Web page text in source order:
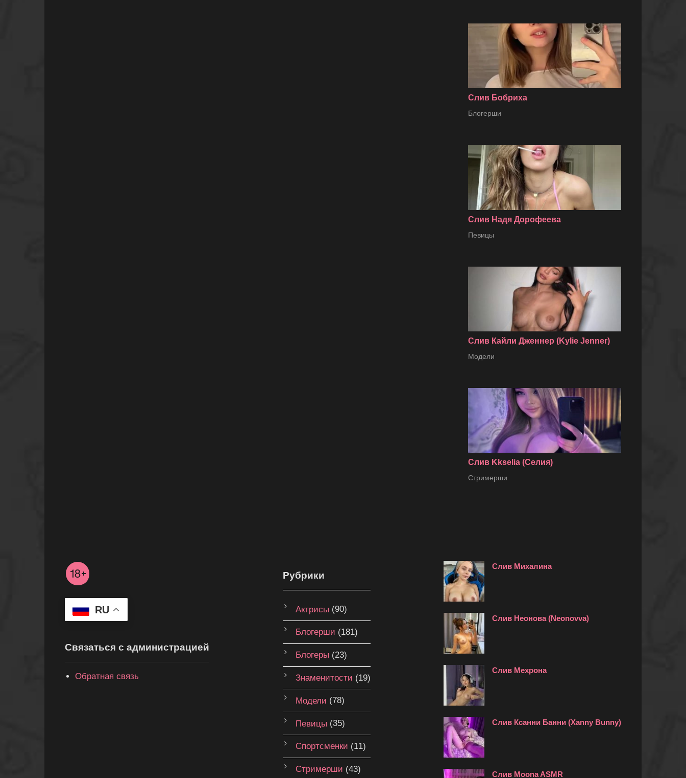
Слив Бобриха
Блогерши
Слив Надя Дорофеева
Певицы
Слив Кайли Дженнер (Kylie Jenner)
Модели
Слив Kkselia (Селия)
Стримерши
RU
Связаться с администрацией
Обратная связь
Рубрики
Актрисы (90)
Блогерши (181)
Блогеры (23)
Знаменитости (19)
Модели (78)
Певицы (35)
Спортсменки (11)
Стримерши (43)
Слив Михалина
Слив Неонова (Neonovva)
Слив Мехрона
Слив Ксанни Банни (Xanny Bunny)
Слив Moona ASMR